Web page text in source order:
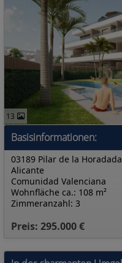
13
Basisinformationen:
03189 Pilar de la Horadada
Alicante
Comunidad Valenciana
Preis: 295.000 €
Wohnfläche ca.: 108 m²
Zimmeranzahl: 3